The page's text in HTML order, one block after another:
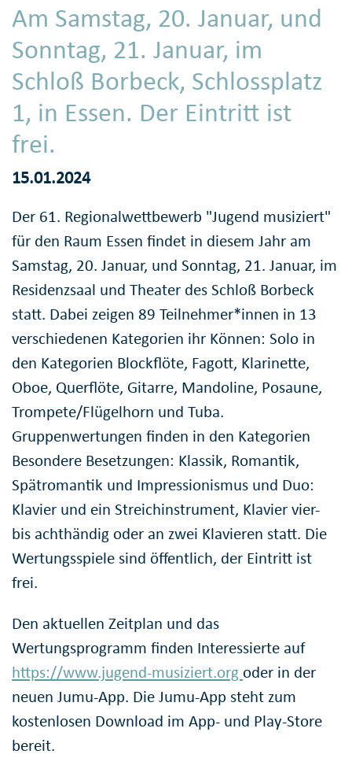
Am Samstag, 20. Januar, und
Sonntag, 21. Januar, im
Schloß Borbeck, Schlossplatz
1, in Essen. Der Eintritt ist
frei.
15.01.2024
Der 61. Regionalwettbewerb "Jugend musiziert"
für den Raum Essen findet in diesem Jahr am
Samstag, 20. Januar, und Sonntag, 21. Januar, im
Residenzsaal und Theater des Schloß Borbeck
statt. Dabei zeigen 89 Teilnehmer*innen in 13
verschiedenen Kategorien ihr Können: Solo in
den Kategorien Blockflöte, Fagott, Klarinette,
Oboe, Querflöte, Gitarre, Mandoline, Posaune,
Trompete/Flügelhorn und Tuba.
Gruppenwertungen finden in den Kategorien
Besondere Besetzungen: Klassik, Romantik,
Spätromantik und Impressionismus und Duo:
Klavier und ein Streichinstrument, Klavier vier-
bis achthändig oder an zwei Klavieren statt. Die
Wertungsspiele sind öffentlich, der Eintritt ist
frei.
Den aktuellen Zeitplan und das
Wertungsprogramm finden Interessierte auf
https://www.jugend-musiziert.org oder in der
neuen Jumu-App. Die Jumu-App steht zum
kostenlosen Download im App- und Play-Store
bereit.